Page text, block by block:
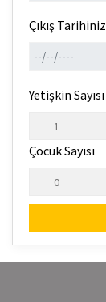
Çıkış Tarihiniz
Yetişkin Sayısı
Çocuk Sayısı